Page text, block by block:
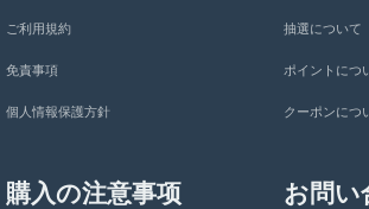
ご利用規約
免責事項
個人情報保護方針
抽選について
ポイントにつ
クーポンにつ
購入の注意事项 お問い